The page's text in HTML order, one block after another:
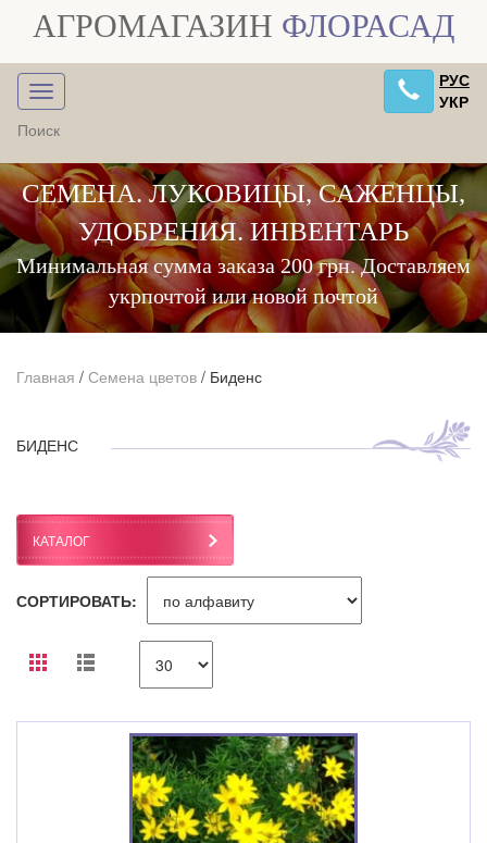
АГРОМАГАЗИН ФЛОРАСАД
РУС
УКР
СЕМЕНА. ЛУКОВИЦЫ, САЖЕНЦЫ,
УДОБРЕНИЯ. ИНВЕНТАРЬ
Минимальная сумма заказа 200 грн. Доставляем
укрпочтой или новой почтой
Главная / Семена цветов / Биденс
БИДЕНС
КАТАЛОГ
СОРТИРОВАТЬ: